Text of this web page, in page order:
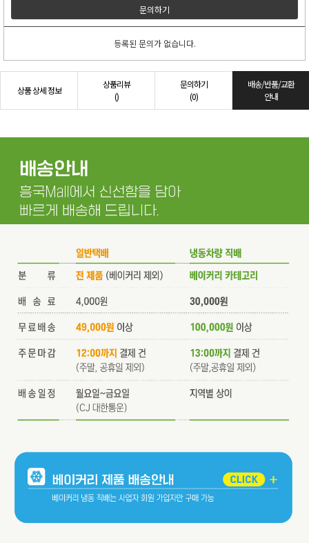
문의하기
등록된 문의가 없습니다.
상품 상세 정보
상품리뷰
()
문의하기
(0)
배송/반품/교환
안내